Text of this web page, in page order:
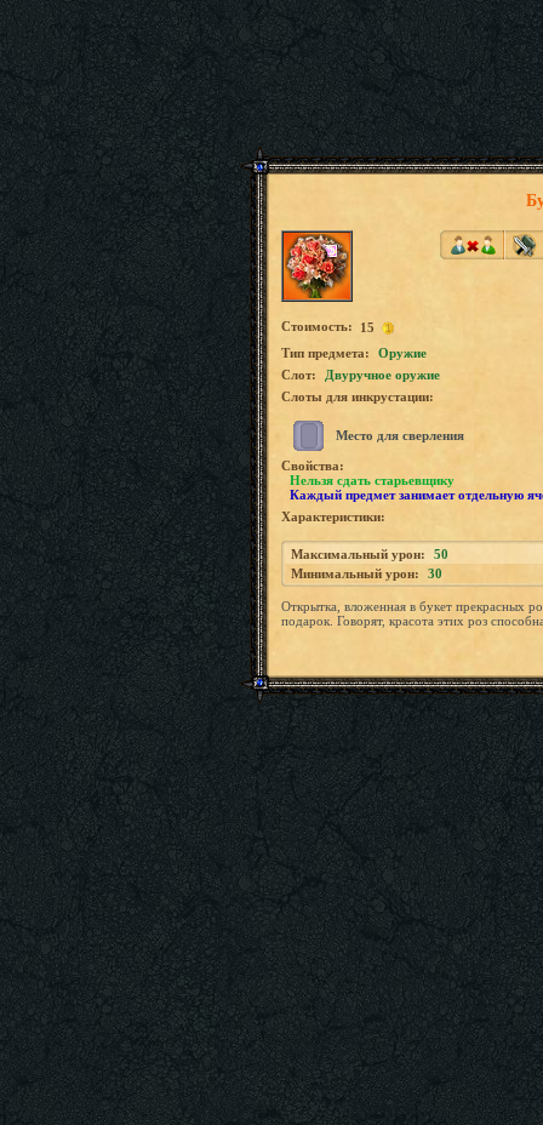
Стоимость:
15
Tип предмета:
Оружие
Слот:
Двуручное оружие
Слоты для инкрустации:
Место для сверления
Свойства:
Нельзя сдать старьевщику
Каждый предмет занимает отдельную
Характеристики:
Максимальный урон:
50
Минимальный урон:
30
Открытка, вложенная в букет прекрасных
подарок. Говорят, красота этих роз